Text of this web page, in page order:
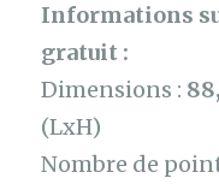
Informations
gratuit :
Dimensions :
(LxH)
Nombre de